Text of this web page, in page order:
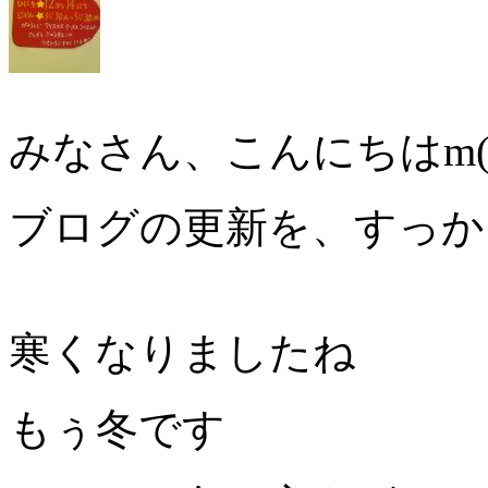
みなさん、こんにちは
ブログの更新を、すっ
寒くなりましたね
もぅ冬です